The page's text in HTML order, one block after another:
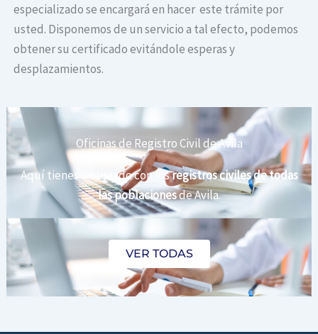
especializado se encargará en hacer este trámite por
usted. Disponemos de un servicio a tal efecto, podemos
obtener su certificado evitándole esperas y
desplazamientos.
Oficinas de Registro Civil de Avila
Aquí tienes un listado con losregistros civiles de todas
las poblacionesde Avila.
VER TODAS